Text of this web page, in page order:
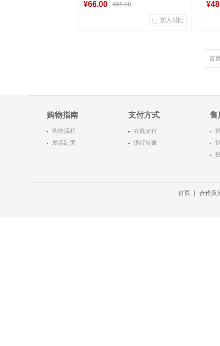
¥66.00 ¥66.00
加入对比
商
首
购物指南
购物流程
发票制度
支付方式
在线支付
银行转账
售
首页 合作及